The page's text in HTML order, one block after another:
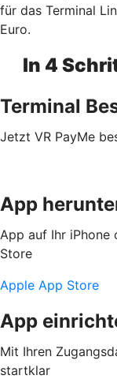
für das Terminal
Euro.
In 4
Terminal
Jetzt VR PayMe
App
App auf Ihr iPhone
Store
Apple App Store
App
Mit Ihren
startklar